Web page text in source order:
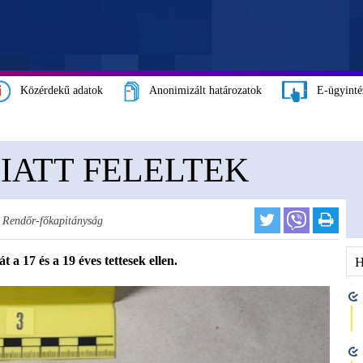
Közérdekű adatok Anonimizált határozatok E-
FELELTEK
főkapitányság
17 és a 19 éves tettesek ellen.